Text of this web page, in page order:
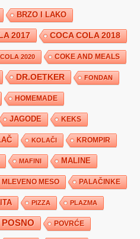
BRZO I LAKO
2017 COCA COLA 2018
2020 COKE AND MEALS
DR.OETKER FONDAN
HOMEMADE
JAGODE KEKS
KOLAČI KROMPIR
MAFINI MALINE
MLEVENO MESO PALAČINKE
PIZZA PLAZMA
POSNO POVRĆE